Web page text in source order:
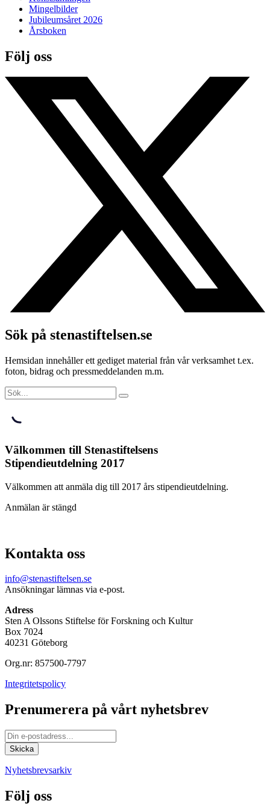
Mingelbilder
Jubileumsåret 2026
Årsboken
Följ oss
Sök på stenastiftelsen.se
Hemsidan innehåller ett gediget material från vår verksamhet t.ex.
foton, bidrag och pressmeddelanden m.m.
Välkommen till Stenastiftelsens
Stipendieutdelning 2017
Välkommen att anmäla dig till 2017 års stipendieutdelning.
Anmälan är stängd
Kontakta oss
info@stenastiftelsen.se
Ansökningar lämnas via e-post.
Adress
Sten A Olssons Stiftelse för Forskning och Kultur
Box 7024
40231 Göteborg
Org.nr: 857500-7797
Integritetspolicy
Prenumerera på vårt nyhetsbrev
Nyhetsbrevsarkiv
Följ oss